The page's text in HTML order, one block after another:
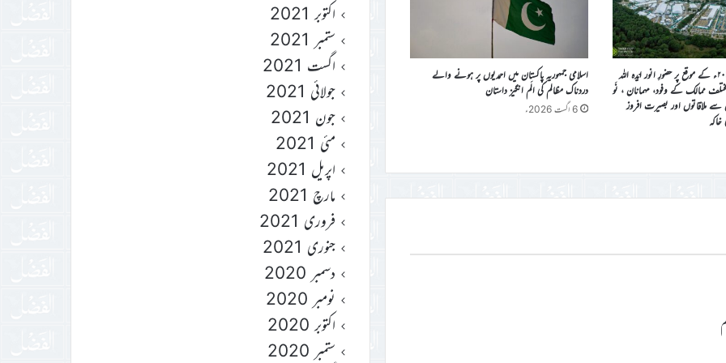
جلسہ سالانہ برطانیہ ۲۰۲۶ء کے موقع پر حضورِ انور ایّدہ الله
مختلف ممالک کے وفود، مہمانان ، نَو
سے ملاقاتوں اور بصیرت افروز
خاکہ
اسلامی جمہوریہ پاکستان میں احمدیوں پر ہونے والے
دردناک مظالم کی الَم انگیز داستان
6 اگست 2026ء
اکتوبر 2021
ستمبر 2021
اگست 2021
جولائی 2021
جون 2021
مئی 2021
اپریل 2021
مارچ 2021
فروری 2021
جنوری 2021
دسمبر 2020
نومبر 2020
اکتوبر 2020
ستمبر 2020